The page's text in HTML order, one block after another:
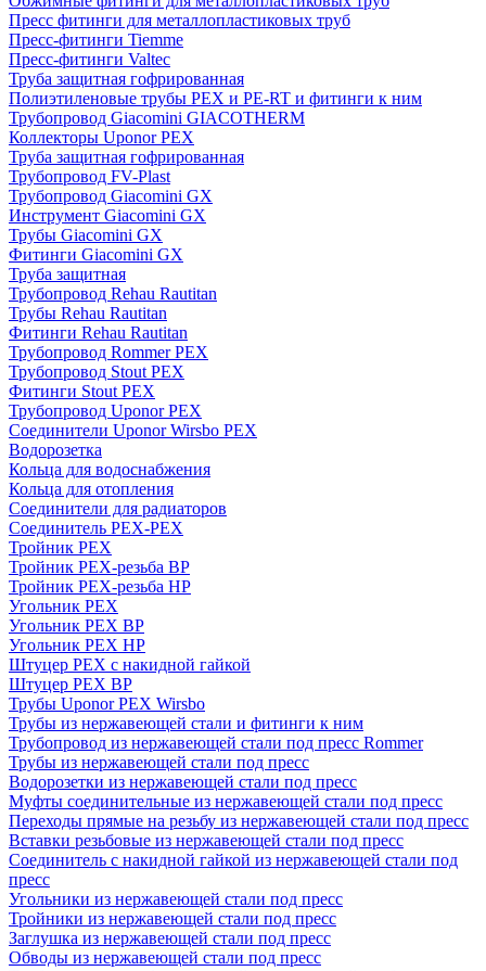
Пресс фитинги для металлопластиковых труб
Пресс-фитинги Tiemme
Пресс-фитинги Valtec
Труба защитная гофрированная
Полиэтиленовые трубы PEX и PE-RT и фитинги к ним
Трубопровод Giacomini GIACOTHERM
Коллекторы Uponor PEX
Труба защитная гофрированная
Трубопровод FV-Plast
Трубопровод Giacomini GX
Инструмент Giacomini GX
Трубы Giacomini GX
Фитинги Giacomini GX
Труба защитная
Трубопровод Rehau Rautitan
Трубы Rehau Rautitan
Фитинги Rehau Rautitan
Трубопровод Rommer PEX
Трубопровод Stout PEX
Фитинги Stout PEX
Трубопровод Uponor PEX
Соединители Uponor Wirsbo PEX
Водорозетка
Кольца для водоснабжения
Кольца для отопления
Соединители для радиаторов
Соединитель PEX-PEX
Тройник PEX
Тройник PEX-резьба ВР
Тройник PEX-резьба НР
Угольник PEX
Угольник PEX ВР
Угольник PEX НР
Штуцер PEX c накидной гайкой
Штуцер PEX ВР
Трубы Uponor PEX Wirsbo
Трубы из нержавеющей стали и фитинги к ним
Трубопровод из нержавеющей стали под пресс Rommer
Трубы из нержавеющей стали под пресс
Водорозетки из нержавеющей стали под пресс
Муфты соединительные из нержавеющей стали под пресс
Переходы прямые на резьбу из нержавеющей стали под пресс
Вставки резьбовые из нержавеющей стали под пресс
Соединитель с накидной гайкой из нержавеющей стали под
пресс
Угольники из нержавеющей стали под пресс
Тройники из нержавеющей стали под пресс
Заглушка из нержавеющей стали под пресс
Обводы из нержавеющей стали под пресс